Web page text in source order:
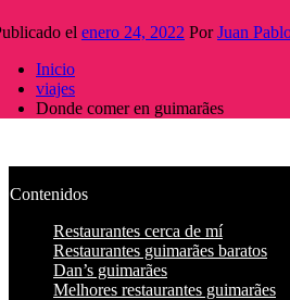
el enero 24, 2022 PorJuan
Inicio
viajes
Donde comer en guimarães
Contenidos
Restaurantes cerca de mí
Restaurantes guimarães baratos
Dan’s guimarães
Melhores restaurantes guimarães